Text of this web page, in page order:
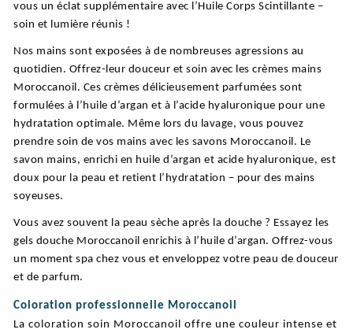
vous un éclat supplémentaire avec l’Huile Corps Scintillante –
soin et lumière réunis !
Nos mains sont exposées à de nombreuses agressions au
quotidien. Offrez-leur douceur et soin avec les crèmes mains
Moroccanoil. Ces crèmes délicieusement parfumées sont
formulées à l’huile d’argan et à l’acide hyaluronique pour une
hydratation optimale. Même lors du lavage, vous pouvez
prendre soin de vos mains avec les savons Moroccanoil. Le
savon mains, enrichi en huile d’argan et acide hyaluronique, est
doux pour la peau et retient l’hydratation – pour des mains
soyeuses.
Vous avez souvent la peau sèche après la douche ? Essayez les
gels douche Moroccanoil enrichis à l’huile d’argan. Offrez-vous
un moment spa chez vous et enveloppez votre peau de douceur
et de parfum.
Coloration professionnelle Moroccanoil
La coloration soin Moroccanoil offre une couleur intense et